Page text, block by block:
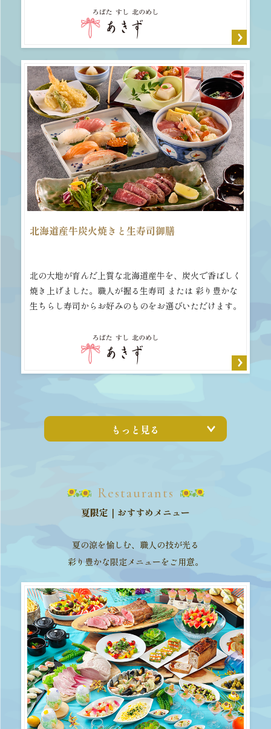
北海道産牛炭火焼きと生寿司御膳
北の大地が育んだ上質な北海道産牛を、炭火で香ばしく
焼き上げました。職人が握る生寿司 または 彩り豊かな
生ちらし寿司からお好みのものをお選びいただけます。
もっと見る
Restaurants
夏限定｜おすすめメニュー
夏の涼を愉しむ、職人の技が光る
彩り豊かな限定メニューをご用意。